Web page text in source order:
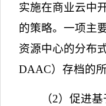
实施在商业云中
的策略。一项主
资源中心的分布
DAAC）存档的
（2）促进